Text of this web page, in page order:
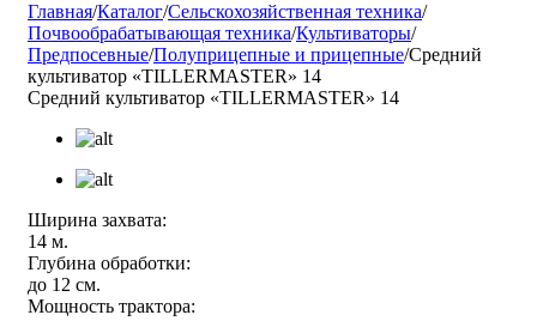
Главная/Каталог/Сельскохозяйственная техника/
Почвообрабатывающая техника/Культиваторы/
Предпосевные/Полуприцепные и прицепные/Средний
культиватор «TILLERMASTER» 14
Средний культиватор «TILLERMASTER» 14
Ширина захвата:
14 м.
Глубина обработки:
до 12 см.
Мощность трактора: